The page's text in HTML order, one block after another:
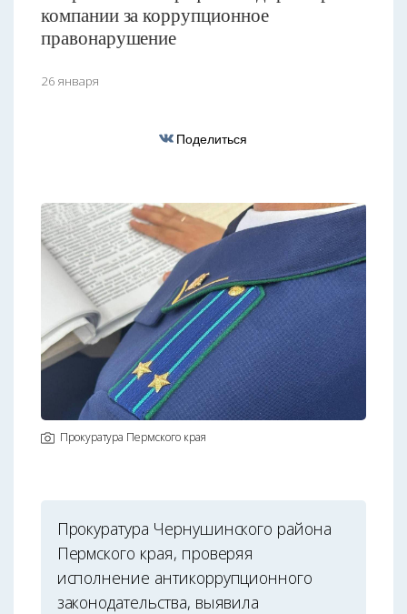
компании за коррупционное
правонарушение
26 января
Поделиться
Прокуратура Пермского края
Прокуратура Чернушинского района
Пермского края, проверяя
исполнение антикоррупционного
законодательства, выявила